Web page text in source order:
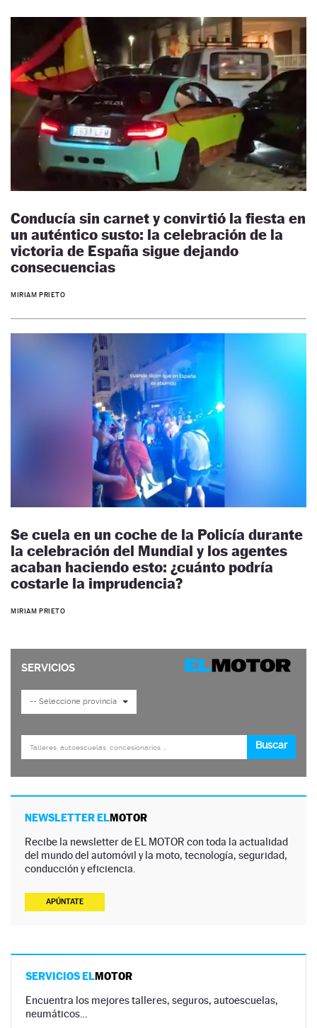
Conducía sin carnet y convirtió la fiesta en
un auténtico susto: la celebración de la
victoria de España sigue dejando
consecuencias
MIRIAM PRIETO
Se cuela en un coche de la Policía durante
la celebración del Mundial y los agentes
acaban haciendo esto: ¿cuánto podría
costarle la imprudencia?
MIRIAM PRIETO
NEWSLETTER ELMOTOR
Recibe la newsletter de EL MOTOR con toda la actualidad
del mundo del automóvil y la moto, tecnología, seguridad,
conducción y eficiencia.
APÚNTATE
SERVICIOS ELMOTOR
Encuentra los mejores talleres, seguros, autoescuelas,
neumáticos…